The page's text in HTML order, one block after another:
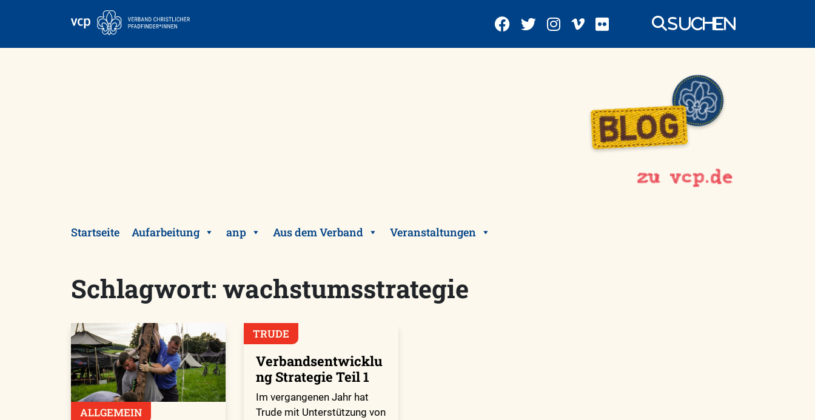
Suchen
Startseite Aufarbeitung anp Aus dem Verband Veranstaltungen
Schlagwort: wachstumsstrategie
ALLGEMEIN
TRUDE
Verbandsentwicklu
ng Strategie Teil 1
Im vergangenen Jahr hat
Trude mit Unterstützung von